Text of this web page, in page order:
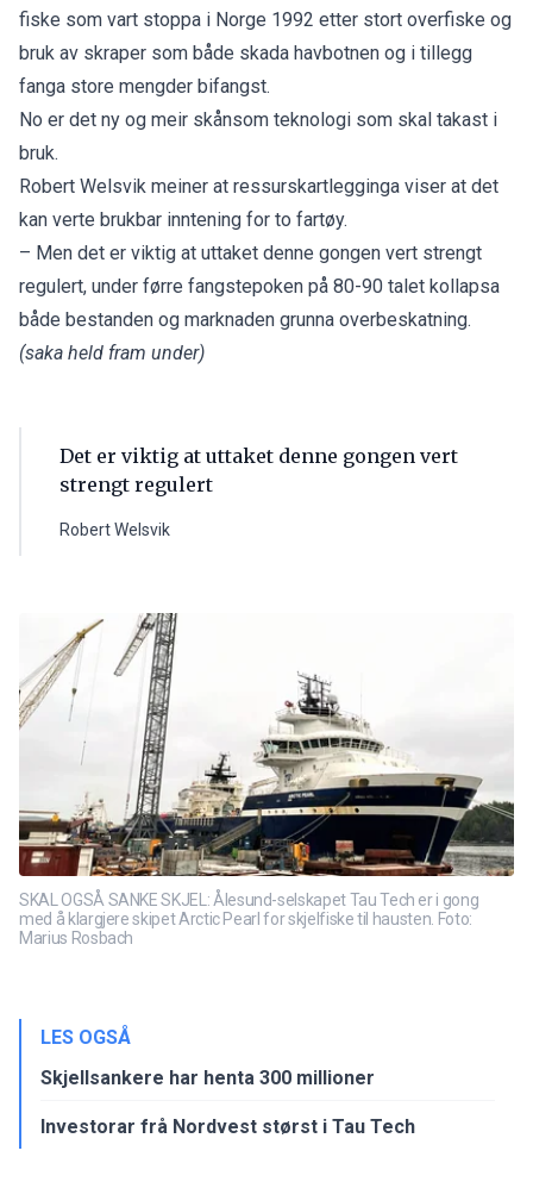
fiske som vart stoppa i Norge 1992 etter stort overfiske og
bruk av skraper som både skada havbotnen og i tillegg
fanga store mengder bifangst.
No er det ny og meir skånsom teknologi som skal takast i
bruk.
Robert Welsvik meiner at ressurskartlegginga viser at det
kan verte brukbar inntening for to fartøy.
– Men det er viktig at uttaket denne gongen vert strengt
regulert, under førre fangstepoken på 80-90 talet kollapsa
både bestanden og marknaden grunna overbeskatning.
(saka held fram under)
Det er viktig at uttaket denne gongen vert
strengt regulert
Robert Welsvik
SKAL OGSÅ SANKE SKJEL: Ålesund-selskapet Tau Tech er i gong
med å klargjere skipet Arctic Pearl for skjelfiske til hausten. Foto:
Marius Rosbach
LES OGSÅ
Skjellsankere har henta 300 millioner
Investorar frå Nordvest størst i Tau Tech